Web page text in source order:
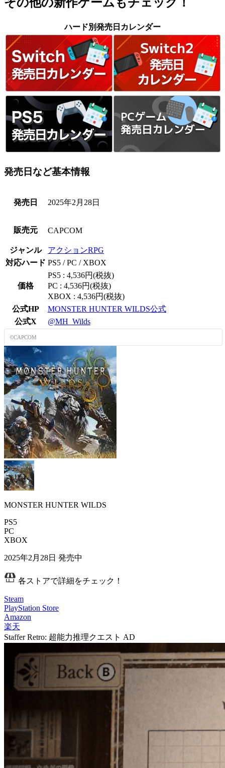
その他の新作ゲームもチェック！
ハード別発売日カレンダー
発売日など基本情報
発売日 2025年2月28日
販売元 CAPCOM
ジャンル
アクションRPG
対応ハード PS5 / PC / XBOX
価格
PS5 : 4,536円(税抜)
PC : 4,536円(税抜)
XBOX : 4,536円(税抜)
公式HP
MONSTER HUNTER WILDS公式
公式X
@MH_Wilds
©CAPCOM
MONSTER HUNTER WILDS
PS5
PC
XBOX
2025年2月28日 発売中
各ストアで詳細をチェック！
Steam
PlayStation Store
Amazon
楽天
Staffer Retro: 超能力推理クエスト AD